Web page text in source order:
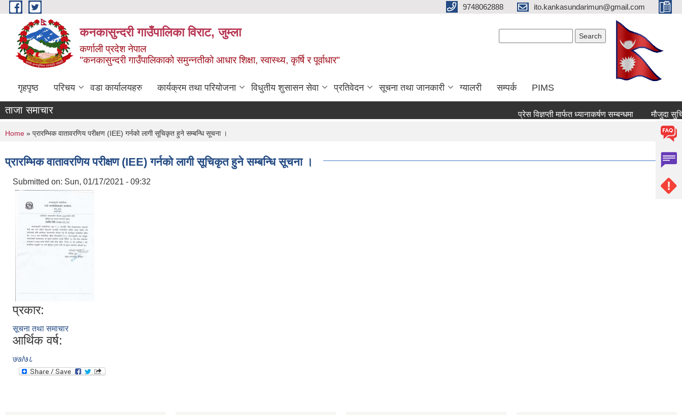
Skip to main content 9748062888 ito.kankasundarimun@gmail.com
कनकासुन्दरी गाउँपालिका विराट, जुम्ला
कर्णाली प्रदेश नेपाल
"कनकासुन्दरी गाउँपालिकाको समुन्नतीको आधार शिक्षा, स्वास्थ्य, कृर्षि र पूर्वाधार"
गृहपृष्ठ परिचय वडा कार्यालयहरु कार्यक्रम तथा परियोजना विधुतीय शुसासन सेवा प्रतिवेदन सूचना तथा जानकारी ग्यालरी सम्पर्क PIMS
ताजा समाचार प्रेस विज्ञप्ती मार्फत ध्यानाकर्षण सम्बन्धमा मौजुदा सुचिमा
You are here
Home » प्रारम्भिक वातावरणिय परीक्षण (IEE) गर्नको लागी सूचिकृत हुने सम्बन्धि सूचना ।
प्रारम्भिक वातावरणिय परीक्षण (IEE) गर्नको लागी सूचिकृत हुने सम्बन्धि सूचना ।
Submitted on: Sun, 01/17/2021 - 09:32
प्रकार:
सूचना तथा समाचार
आर्थिक वर्ष:
७७/७८